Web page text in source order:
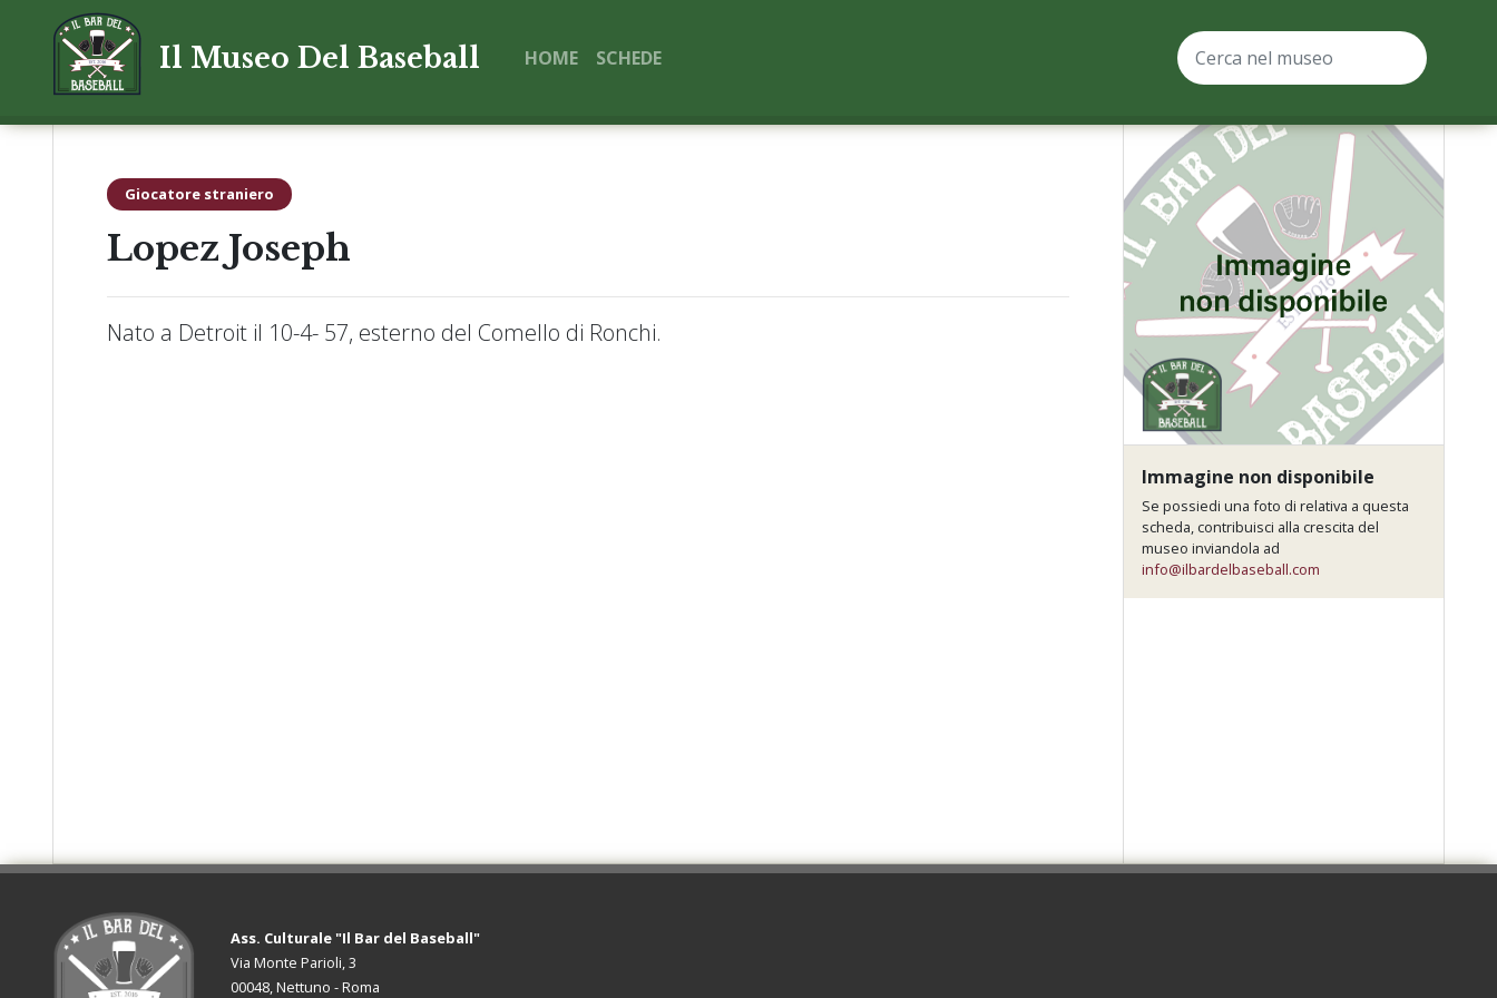
Il Museo Del Baseball HOME SCHEDE
Giocatore straniero
Lopez Joseph
Nato a Detroit il 10-4- 57, esterno del Comello di Ronchi.
Immagine non disponibile
Se possiedi una foto di relativa a questa
scheda, contribuisci alla crescita del
museo inviandola ad
info@ilbardelbaseball.com
Ass. Culturale "Il Bar del Baseball"
Via Monte Parioli, 3
00048, Nettuno - Roma